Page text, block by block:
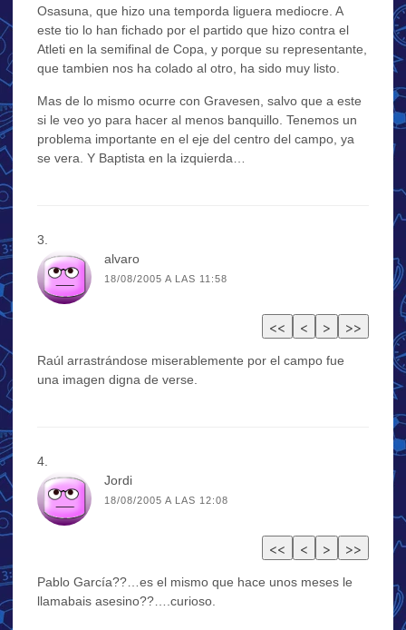
Osasuna, que hizo una temporda liguera mediocre. A
este tio lo han fichado por el partido que hizo contra el
Atleti en la semifinal de Copa, y porque su representante,
que tambien nos ha colado al otro, ha sido muy listo.
Mas de lo mismo ocurre con Gravesen, salvo que a este
si le veo yo para hacer al menos banquillo. Tenemos un
problema importante en el eje del centro del campo, ya
se vera. Y Baptista en la izquierda…
alvaro
18/08/2005 A LAS 11:58
Raúl arrastrándose miserablemente por el campo fue
una imagen digna de verse.
Jordi
18/08/2005 A LAS 12:08
Pablo García??…es el mismo que hace unos meses le
llamabais asesino??….curioso.